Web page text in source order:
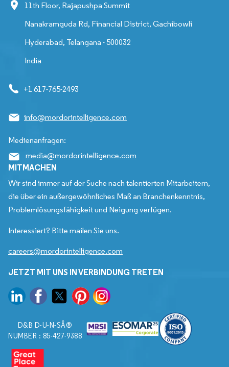
11th Floor, Rajapushpa Summit
Nanakramguda Rd, Financial District, Gachibowli
Hyderabad, Telangana - 500032
India
+1 617-765-2493
info@mordorintelligence.com
Medienanfragen:
media@mordorintelligence.com
MITMACHEN
Wir sind immer auf der Suche nach talentierten Mitarbeitern,
die über ein außergewöhnliches Maß an Branchenkenntnis,
Problemlösungsfähigkeit und Neigung verfügen.
Interessiert? Bitte mailen Sie uns.
careers@mordorintelligence.com
JETZT MIT UNS IN VERBINDUNG TRETEN
D&B D-U-N-SÂ®
NUMBER : 85-427-9388